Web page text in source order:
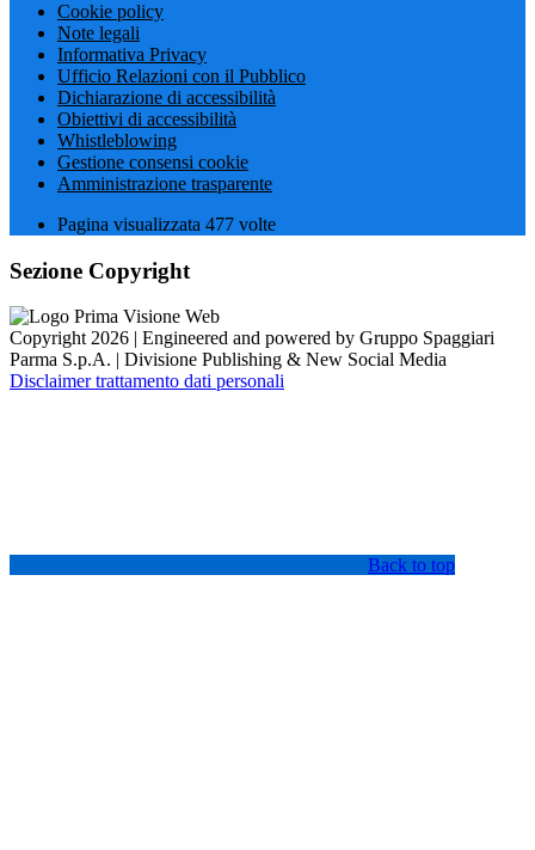
Cookie policy
Note legali
Informativa Privacy
Ufficio Relazioni con il Pubblico
Dichiarazione di accessibilità
Obiettivi di accessibilità
Whistleblowing
Gestione consensi cookie
Amministrazione trasparente
Pagina visualizzata 477 volte
Sezione Copyright
Copyright 2026 | Engineered and powered by Gruppo Spaggiari
Parma S.p.A. | Divisione Publishing & New Social Media
Disclaimer trattamento dati personali
Back to top